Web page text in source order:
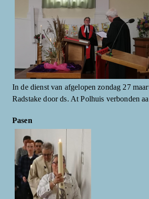
In de dienst van afgelopen zondag 27
Radstake door ds. At Polhuis verbonden
Pasen